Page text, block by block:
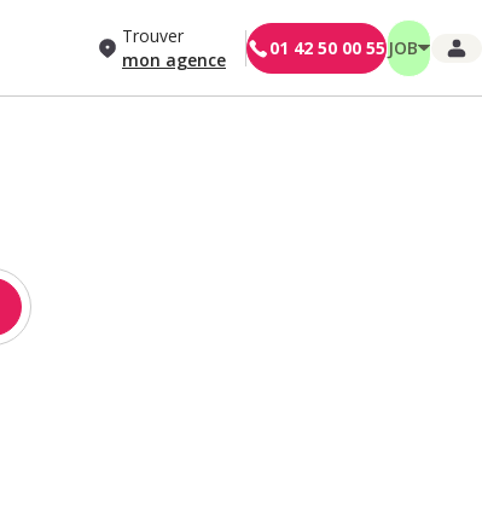
Trouver
mon agence
01 42 50 00 55 JOB